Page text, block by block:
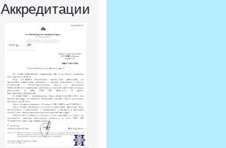
Аккредитации